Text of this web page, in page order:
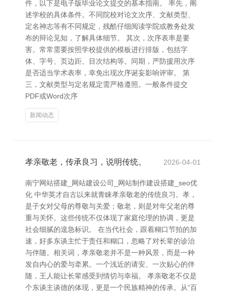
件，以下是电子版毕业论文提交的基本指南。 率先，阐
述学校的具体条件。不同院校对论文次序、文献类型、
定名神志等有不同规定，残酷仔细阅读学院或教务处发
布的辩论见知，了解具体细节。 其次，次序表率是要
害。常常需要按照学校提供的模板进行排版，包括字
体、字号、页边距、目次结构等。同期，严防援用次序
是否适当学术表率，幸免出现次序诞妄影响评审。 第
三，文献类型与定名规定需严格遵照。一般条件提交
PDF或Word次序
新闻动态
孝亲敬老，传承良习，说明传统。 2026-04-01
南宁网站搭建_网站建设公司_网站制作建设搭建_seo优
化 中华英才自古以来就青睐孝亲敬老的传统良习。孝，
是子女对父母的尊敬与关爱；敬老，则是对年父老的尊
重与关怀。这些传统不仅体现了家庭伦理的协调，更是
社会细腻的遑急标识。 在当代社会，跟着糊口节拍的加
速，好多东谈主忙于责任和糊口，忽略了对长辈的诊治
与伴随。相关词，孝亲敬老并不是一种风景，而是一种
发自内心的爱与牵累。一个浅近的请安、一次贴心的伴
随，王人能让长辈感受到情切与幸福。 孝亲敬老不仅是
个东谈主谈德的体现，更是一个民族精神的传承。从“百